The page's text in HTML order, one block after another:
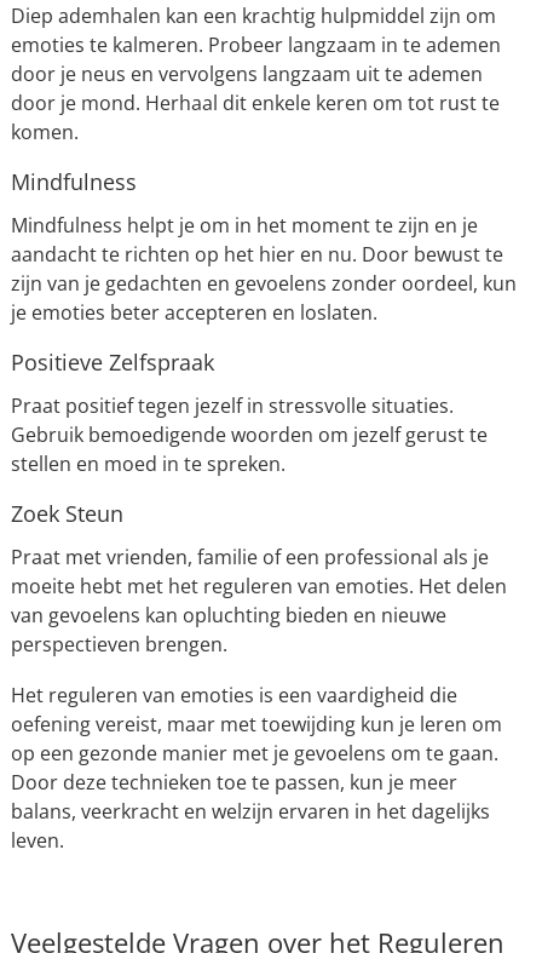
Diep ademhalen kan een krachtig hulpmiddel zijn om
emoties te kalmeren. Probeer langzaam in te ademen
door je neus en vervolgens langzaam uit te ademen
door je mond. Herhaal dit enkele keren om tot rust te
komen.
Mindfulness
Mindfulness helpt je om in het moment te zijn en je
aandacht te richten op het hier en nu. Door bewust te
zijn van je gedachten en gevoelens zonder oordeel, kun
je emoties beter accepteren en loslaten.
Positieve Zelfspraak
Praat positief tegen jezelf in stressvolle situaties.
Gebruik bemoedigende woorden om jezelf gerust te
stellen en moed in te spreken.
Zoek Steun
Praat met vrienden, familie of een professional als je
moeite hebt met het reguleren van emoties. Het delen
van gevoelens kan opluchting bieden en nieuwe
perspectieven brengen.
Het reguleren van emoties is een vaardigheid die
oefening vereist, maar met toewijding kun je leren om
op een gezonde manier met je gevoelens om te gaan.
Door deze technieken toe te passen, kun je meer
balans, veerkracht en welzijn ervaren in het dagelijks
leven.
Veelgestelde Vragen over het Reguleren